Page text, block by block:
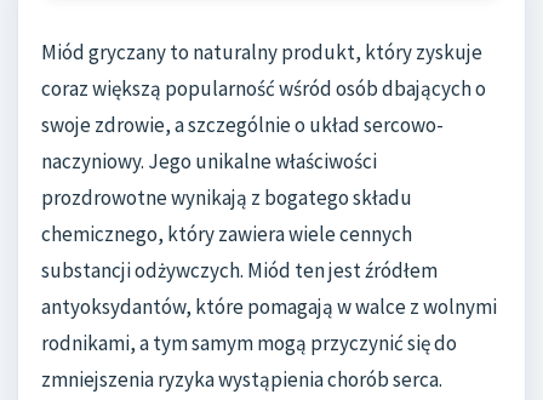
Miód gryczany to naturalny produkt, który zyskuje
coraz większą popularność wśród osób dbających o
swoje zdrowie, a szczególnie o układ sercowo-
naczyniowy. Jego unikalne właściwości
prozdrowotne wynikają z bogatego składu
chemicznego, który zawiera wiele cennych
substancji odżywczych. Miód ten jest źródłem
antyoksydantów, które pomagają w walce z wolnymi
rodnikami, a tym samym mogą przyczynić się do
zmniejszenia ryzyka wystąpienia chorób serca.